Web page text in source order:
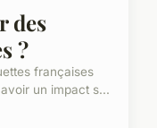
des
?
françaises
un impact s...